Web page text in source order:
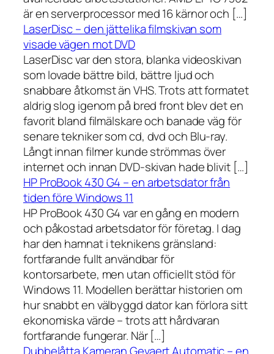
är en serverprocessor med 16 kärnor och […]
LaserDisc – den jättelika filmskivan som
visade vägen mot DVD
LaserDisc var den stora, blanka videoskivan
som lovade bättre bild, bättre ljud och
snabbare åtkomst än VHS. Trots att formatet
aldrig slog igenom på bred front blev det en
favorit bland filmälskare och banade väg för
senare tekniker som cd, dvd och Blu-ray.
Långt innan filmer kunde strömmas över
internet och innan DVD-skivan hade blivit […]
HP ProBook 430 G4 – en arbetsdator från
tiden före Windows 11
HP ProBook 430 G4 var en gång en modern
och påkostad arbetsdator för företag. I dag
har den hamnat i teknikens gränsland:
fortfarande fullt användbar för
kontorsarbete, men utan officiellt stöd för
Windows 11. Modellen berättar historien om
hur snabbt en välbyggd dator kan förlora sitt
ekonomiska värde – trots att hårdvaran
fortfarande fungerar. När […]